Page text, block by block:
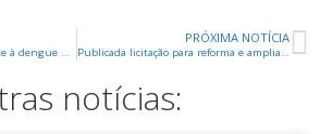
Ações educativas de combate à dengue movimentam escolas
PRÓXIMA NOTÍCIA
Publicada licitação para reforma e ampliação do CTA
notícias: